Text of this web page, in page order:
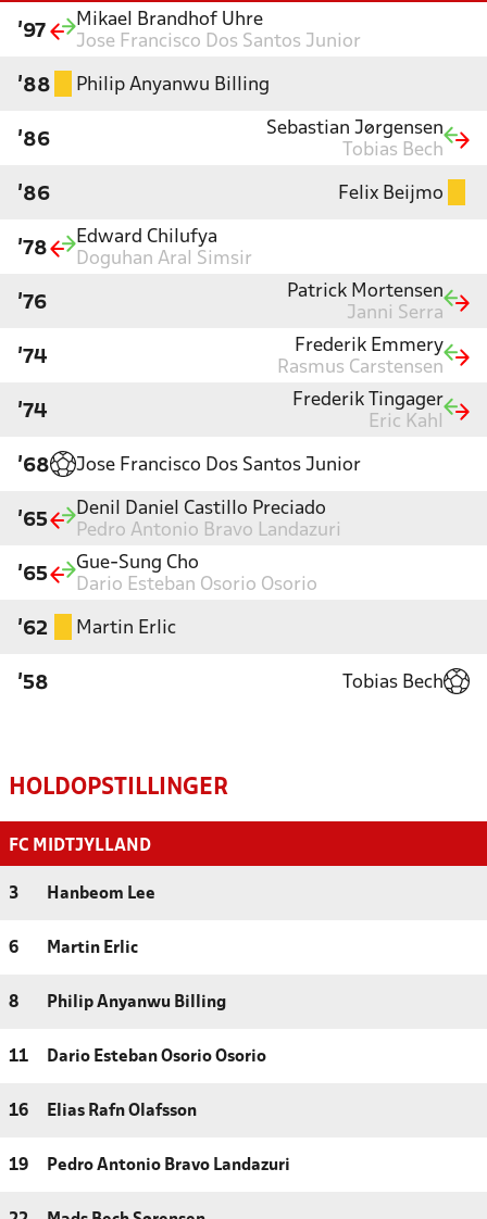
'97
Mikael Brandhof Uhre
Jose Francisco Dos Santos Junior
'88 Philip Anyanwu Billing
'86
Sebastian Jørgensen
Tobias Bech
'86 Felix Beijmo
'78
Edward Chilufya
Doguhan Aral Simsir
'76
Patrick Mortensen
Janni Serra
'74
Frederik Emmery
Rasmus Carstensen
'74
Frederik Tingager
Eric Kahl
'68 Jose Francisco Dos Santos Junior
'65
Denil Daniel Castillo Preciado
Pedro Antonio Bravo Landazuri
'65
Gue-Sung Cho
Dario Esteban Osorio Osorio
'62 Martin Erlic
'58 Tobias Bech
HOLDOPSTILLINGER
FC MIDTJYLLAND
3 Hanbeom Lee
6 Martin Erlic
8 Philip Anyanwu Billing
11 Dario Esteban Osorio Osorio
16 Elias Rafn Olafsson
19 Pedro Antonio Bravo Landazuri